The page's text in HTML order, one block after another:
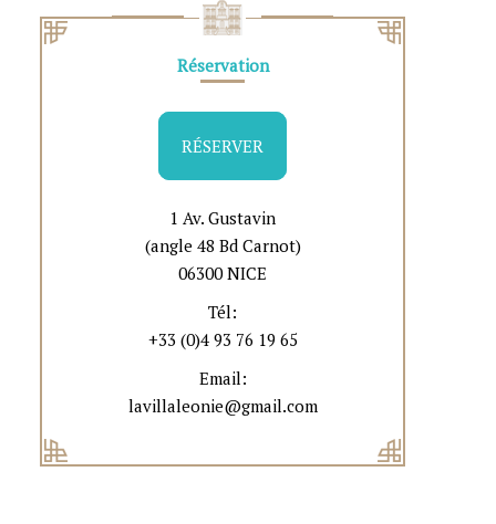
Réservation
RÉSERVER
1 Av. Gustavin
(angle 48 Bd Carnot)
06300 NICE
Tél:
+33 (0)4 93 76 19 65
Email:
lavillaleonie@gmail.com